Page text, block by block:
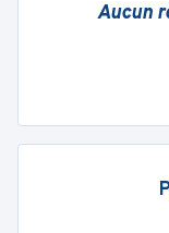
Aucun